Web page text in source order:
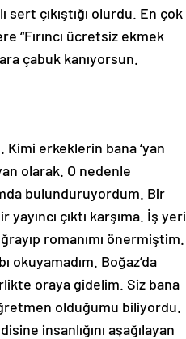
çıkıştığı olurdu. En çok
“Fırıncı ücretsiz ekmek
çabuk kanıyorsun.
Kimi erkeklerin bana ‘yan
olarak. O nedenle
bulunduruyordum. Bir
çıktı karşıma. İş yeri
romanımı önermiştim.
okuyamadım. Boğaz’da
oraya gidelim. Siz bana
olduğumu biliyordu.
insanlığını aşağılayan